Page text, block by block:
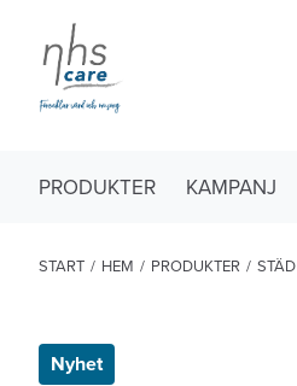
PRODUKTER KAMPANJ
START / HEM / PRODUKTER / STÄD
Nyhet